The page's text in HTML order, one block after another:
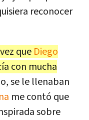
reconocer
que Diego
con mucha
se le llenaban
me contó que
sobre